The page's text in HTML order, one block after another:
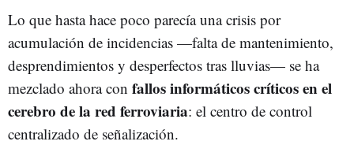
Lo que hasta hace poco parecía una crisis por
acumulación de incidencias —falta de mantenimiento,
desprendimientos y desperfectos tras lluvias— se ha
mezclado ahora con fallos informáticos críticos en el
cerebro de la red ferroviaria: el centro de control
centralizado de señalización.